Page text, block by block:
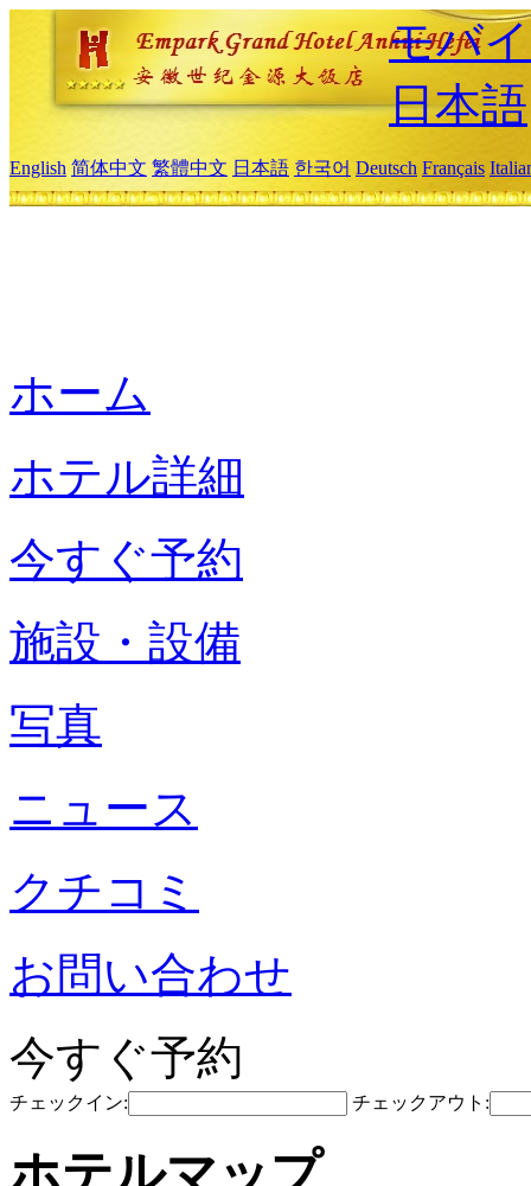
モバ
日本語
English 简体中文 繁體中文 日本語 한국어 Deutsch Français
ホーム
ホテル詳細
今すぐ予約
施設・設備
写真
ニュース
クチコミ
お問い合わせ
今すぐ予約
チェックイン: チェックアウト:
ホテルマップ